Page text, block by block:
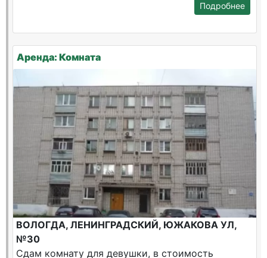
Подробнее
Аренда: Комната
ВОЛОГДА, ЛЕНИНГРАДСКИЙ, ЮЖАКОВА УЛ,
№30
Сдам комнату для девушки, в стоимость